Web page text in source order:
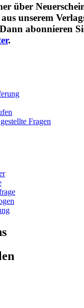
über
unserem
abonnieren
.
Fragen